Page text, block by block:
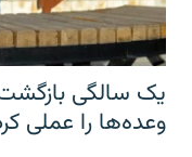
یک سالگی
وعده‌ها را عملی